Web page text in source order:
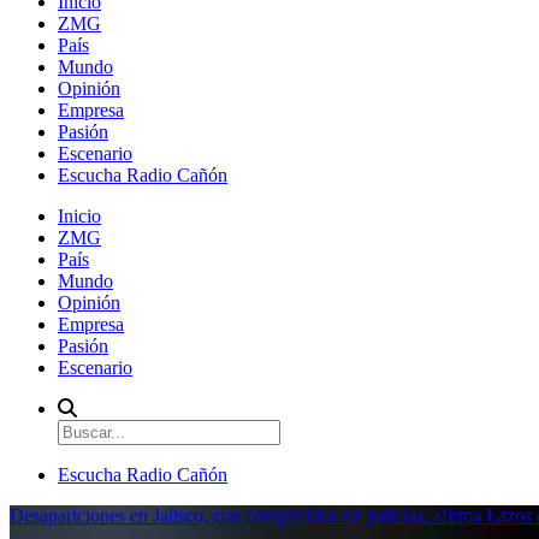
ZMG
País
Mundo
Opinión
Empresa
Pasión
Escenario
Escucha Radio Cañón
Inicio
ZMG
País
Mundo
Opinión
Empresa
Pasión
Escenario
Escucha Radio Cañón
Desapariciones en Jalisco, con complicidad de policías, afirma Lazos